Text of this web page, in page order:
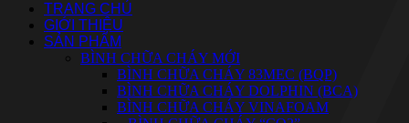
TRANG CHỦ
GIỚI THIỆU
SẢN PHẨM
BÌNH CHỮA CHÁY MỚI
BÌNH CHỮA CHÁY 83MEC (BQP)
BÌNH CHỮA CHÁY DOLPHIN (BCA)
BÌNH CHỮA CHÁY VINAFOAM